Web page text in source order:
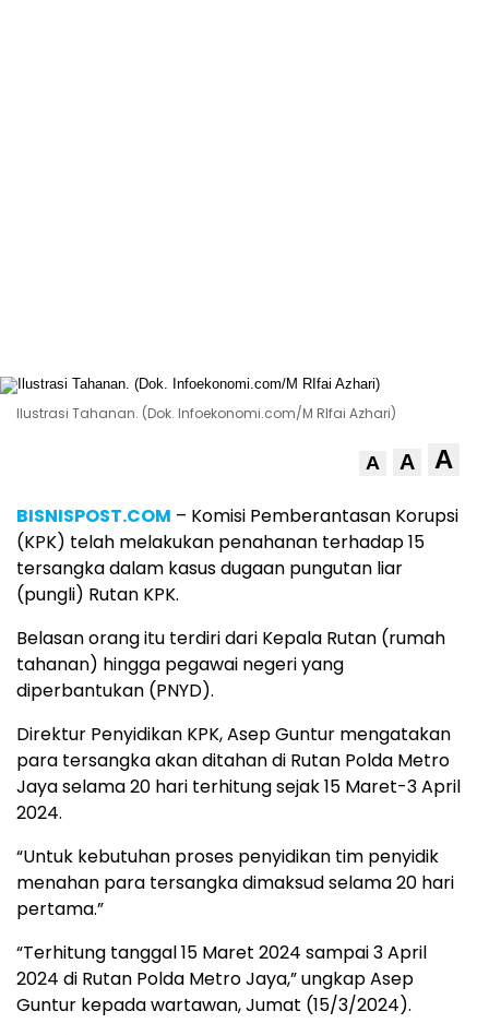
Ilustrasi Tahanan. (Dok. Infoekonomi.com/M RIfai Azhari)
A A A
BISNISPOST.COM – Komisi Pemberantasan Korupsi
(KPK) telah melakukan penahanan terhadap 15
tersangka dalam kasus dugaan pungutan liar
(pungli) Rutan KPK.
Belasan orang itu terdiri dari Kepala Rutan (rumah
tahanan) hingga pegawai negeri yang
diperbantukan (PNYD).
Direktur Penyidikan KPK, Asep Guntur mengatakan
para tersangka akan ditahan di Rutan Polda Metro
Jaya selama 20 hari terhitung sejak 15 Maret-3 April
2024.
“Untuk kebutuhan proses penyidikan tim penyidik
menahan para tersangka dimaksud selama 20 hari
pertama.”
“Terhitung tanggal 15 Maret 2024 sampai 3 April
2024 di Rutan Polda Metro Jaya,” ungkap Asep
Guntur kepada wartawan, Jumat (15/3/2024).